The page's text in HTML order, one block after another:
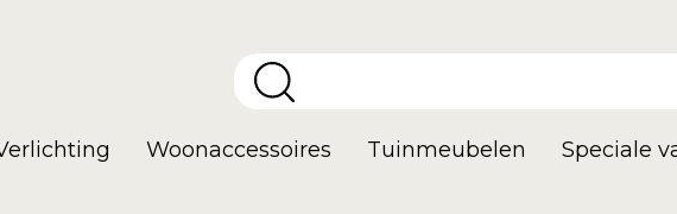
Woonaccessoires Tuinmeubelen Speciale